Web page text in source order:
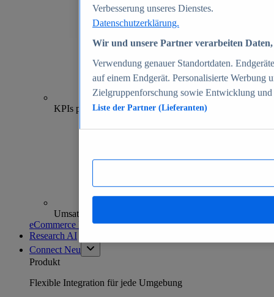
70+
KPIs pro Shop
Umsatzanalysen und -prognosen
eCommerce Insights entdecken
Research AI
Connect Neu
Produkt
Flexible Integration für jede Umgebung
Verbesserung unseres Dienstes.
Datenschutzerklärung.
Wir und unsere Partner verarbeiten
Verwendung genauer Standortdaten.
auf einem Endgerät. Personalisierte Werbung
Zielgruppenforschung sowie Entwicklung
Liste der Partner (Lieferanten)